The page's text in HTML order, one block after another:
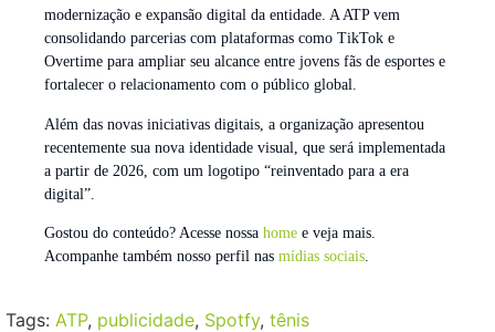
modernização e expansão digital da entidade. A ATP vem
consolidando parcerias com plataformas como TikTok e
Overtime para ampliar seu alcance entre jovens fãs de esportes e
fortalecer o relacionamento com o público global.
Além das novas iniciativas digitais, a organização apresentou
recentemente sua nova identidade visual, que será implementada
a partir de 2026, com um logotipo “reinventado para a era
digital”.
Gostou do conteúdo? Acesse nossa home e veja mais.
Acompanhe também nosso perfil nas mídias sociais.
Tags: ATP, publicidade, Spotfy, tênis